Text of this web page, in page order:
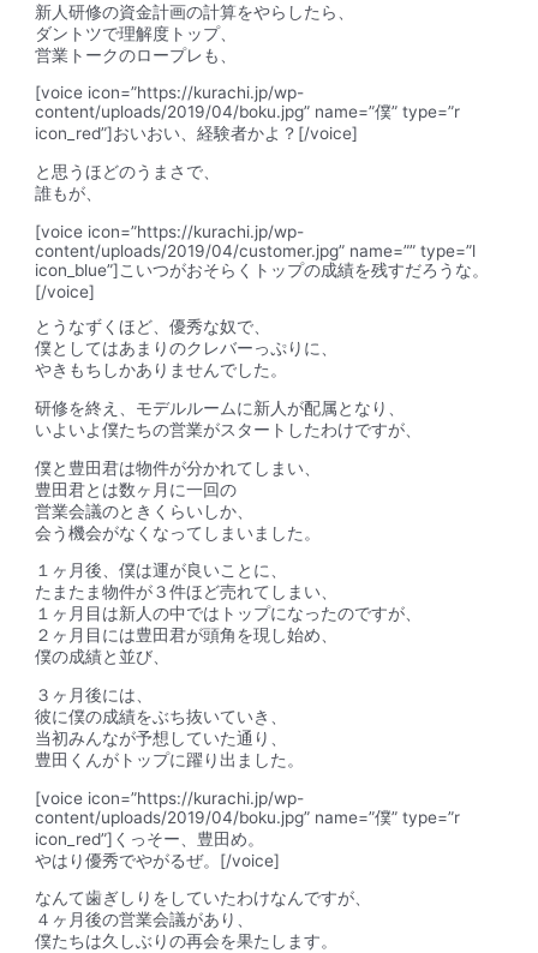
新人研修の資金計画の計算をやらしたら、
ダントツで理解度トップ、
営業トークのロープレも、
[voice icon=”https://kurachi.jp/wp-
content/uploads/2019/04/boku.jpg” name=”僕” type=”r
icon_red”]おいおい、経験者かよ？[/voice]
と思うほどのうまさで、
誰もが、
[voice icon=”https://kurachi.jp/wp-
content/uploads/2019/04/customer.jpg” name=”” type=”l
icon_blue”]こいつがおそらくトップの成績を残すだろうな。
[/voice]
とうなずくほど、優秀な奴で、
僕としてはあまりのクレバーっぷりに、
やきもちしかありませんでした。
研修を終え、モデルルームに新人が配属となり、
いよいよ僕たちの営業がスタートしたわけですが、
僕と豊田君は物件が分かれてしまい、
豊田君とは数ヶ月に一回の
営業会議のときくらいしか、
会う機会がなくなってしまいました。
１ヶ月後、僕は運が良いことに、
たまたま物件が３件ほど売れてしまい、
１ヶ月目は新人の中ではトップになったのですが、
２ヶ月目には豊田君が頭角を現し始め、
僕の成績と並び、
３ヶ月後には、
彼に僕の成績をぶち抜いていき、
当初みんなが予想していた通り、
豊田くんがトップに躍り出ました 。
[voice icon=”https://kurachi.jp/wp-
content/uploads/2019/04/boku.jpg” name=”僕” type=”r
icon_red”]くっそー、豊田め。
やはり優秀でやがるぜ。[/voice]
なんて歯ぎしりをしていたわけなんですが、
４ヶ月後の営業会議があり、
僕たちは久しぶりの再会を果たします。